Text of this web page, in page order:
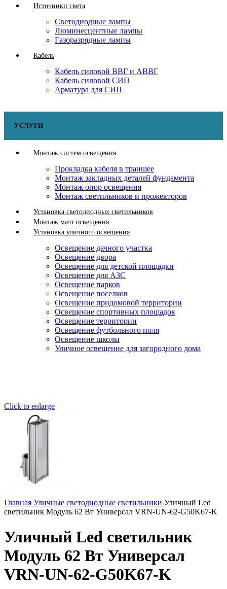
Источники света
Светодиодные лампы
Люминесцентные лампы
Газоразрядные лампы
Кабель
Кабель силовой ВВГ и АВВГ
Кабель силовой СИП
Арматура для СИП
УСЛУГИ
Монтаж систем освещения
Прокладка кабеля в траншее
Монтаж закладных деталей фундамента
Монтаж опор освещения
Монтаж светильников и прожекторов
Установка светодиодных светильников
Монтаж мачт освещения
Установка уличного освещения
Освещение дачного участка
Освещение двора
Освещение для детской площадки
Освещение для АЗС
Освещение парков
Освещение поселков
Освещение придомовой территории
Освещение спортивных площадок
Освещение территории
Освещение футбольного поля
Освещение школы
Уличное освещение для загородного дома
Click to enlarge
Главная Уличные светодиодные светильники Уличный Led
светильник Модуль 62 Вт Универсал VRN-UN-62-G50K67-K
Уличный Led светильник
Модуль 62 Вт Универсал
VRN-UN-62-G50K67-K